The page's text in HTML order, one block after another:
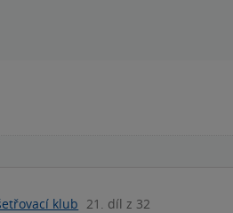
klub 21. díl z 32